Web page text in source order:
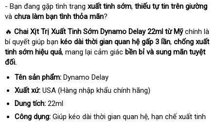
- Bạn đang gặp tình trạng xuất tinh sớm, thiếu tự tin trên giường
và chưa làm bạn tình thỏa mãn?
🔥 Chai Xịt Trị Xuất Tinh Sớm Dynamo Delay 22ml từ Mỹchính là
bí quyết giúp bạn kéo dài thời gian quan hệ gấp 3 lần, chống xuất
tinh sớm hiệu quả, mang lại cảm giác bền bỉ và sung mãn tuyệt
đối.
Tên sản phẩm: Dynamo Delay
Xuất xứ: USA (Hàng nhập khẩu chính hãng)
Dung tích: 22ml
Công dụng: Giúp kéo dài thời gian quan hệ, hạn chế xuất tinh